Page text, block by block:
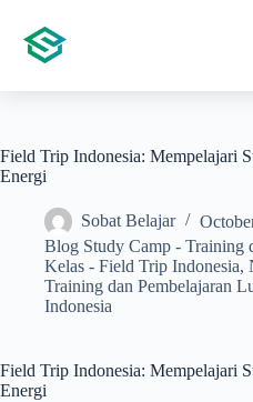
Field Trip Indonesia: Mempelajari
Energi
Sobat Belajar
Blog Study Camp - Training
Kelas - Field Trip Indonesia,
Training dan Pembelajaran
Indonesia
Field Trip Indonesia: Mempelajari
Energi